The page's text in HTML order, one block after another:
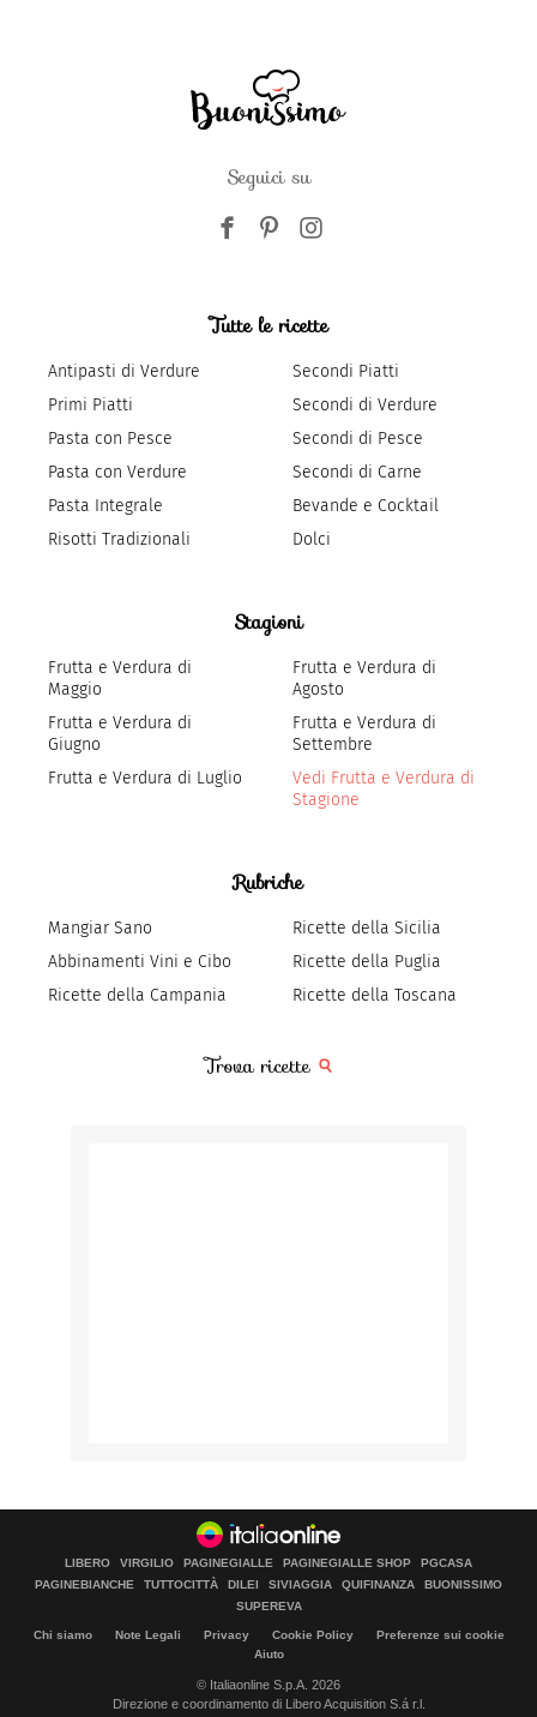
Seguici su
Tutte le ricette
Antipasti di Verdure
Primi Piatti
Pasta con Pesce
Pasta con Verdure
Pasta Integrale
Risotti Tradizionali
Secondi Piatti
Secondi di Verdure
Secondi di Pesce
Secondi di Carne
Bevande e Cocktail
Dolci
Stagioni
Frutta e Verdura di
Maggio
Frutta e Verdura di
Giugno
Frutta e Verdura di Luglio
Frutta e Verdura di
Agosto
Frutta e Verdura di
Settembre
Vedi Frutta e Verdura di
Stagione
Rubriche
Mangiar Sano
Abbinamenti Vini e Cibo
Ricette della Campania
Ricette della Sicilia
Ricette della Puglia
Ricette della Toscana
Trova ricette
LIBERO VIRGILIO PAGINEGIALLE PAGINEGIALLE SHOP
PGCASA
PAGINEBIANCHE
TUTTOCITTÀ DILEI SIVIAGGIA QUIFINANZA
BUONISSIMO
SUPEREVA
Chi siamo Note Legali Privacy Cookie Policy
Preferenze sui cookie
Aiuto
© Italiaonline S.p.A. 2026
Direzione e coordinamento di Libero Acquisition S.á r.l.